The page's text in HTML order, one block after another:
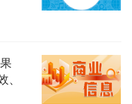
用满3年以上的中医
疗保险支付范围。
制定的新型冠状病
中，确诊患者使用
、